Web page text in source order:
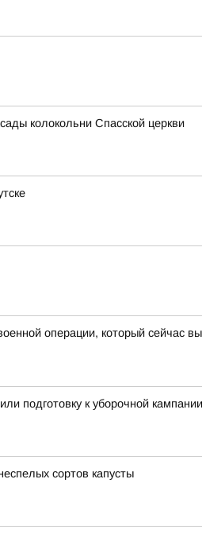
колокольни Спасской церкви
операции, который сейчас
подготовку к уборочной кампании
сортов капусты